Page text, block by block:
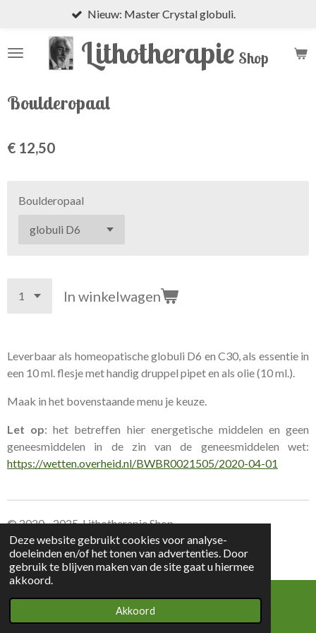
Deze website gebruikt cookies voor analyse-
doeleinden en/of het tonen van advertenties. Door
gebruik te blijven maken van de site gaat u hiermee
akkoord.
Akkoord
naar
Lithotherapie Shop
Nieuw: Master Crystal globuli.
Boulderopaal
€ 12,50
Boulderopaal
In winkelwagen
Leverbaar als homeopatische globuli D6 en C30, als essentie in
een 10 ml. flesje met handig druppel pipet en als olie (10 ml.).
Maak in het bovenstaande menu je keuze.
Let op: het betreffen hier energetische middelen en geen
geneesmiddelen in de zin van de geneesmiddelen wet:
https://wetten.overheid.nl/BWBR0021505/2020-04-01
© 2020 - 2025 Lithotherapie Shop
Leverings voorwaarden Lithotherapie Shop